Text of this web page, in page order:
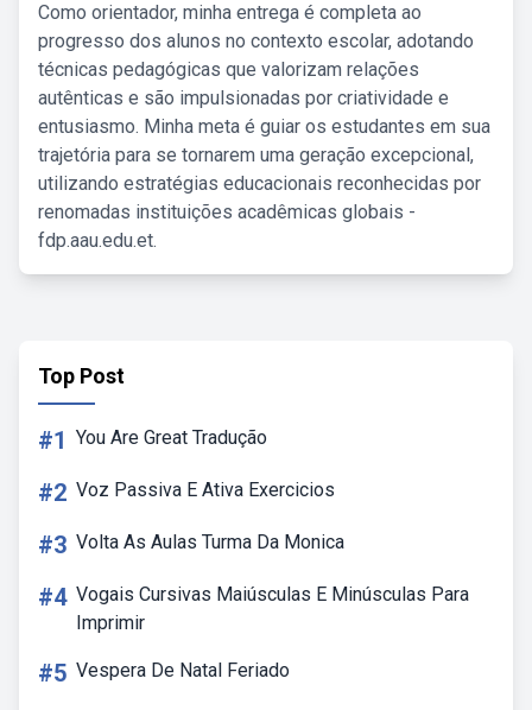
Como orientador, minha entrega é completa ao
progresso dos alunos no contexto escolar, adotando
técnicas pedagógicas que valorizam relações
autênticas e são impulsionadas por criatividade e
entusiasmo. Minha meta é guiar os estudantes em sua
trajetória para se tornarem uma geração excepcional,
utilizando estratégias educacionais reconhecidas por
renomadas instituições acadêmicas globais -
fdp.aau.edu.et.
Top Post
#1 You Are Great Tradução
#2 Voz Passiva E Ativa Exercicios
#3 Volta As Aulas Turma Da Monica
#4 Vogais Cursivas Maiúsculas E Minúsculas Para
Imprimir
#5 Vespera De Natal Feriado